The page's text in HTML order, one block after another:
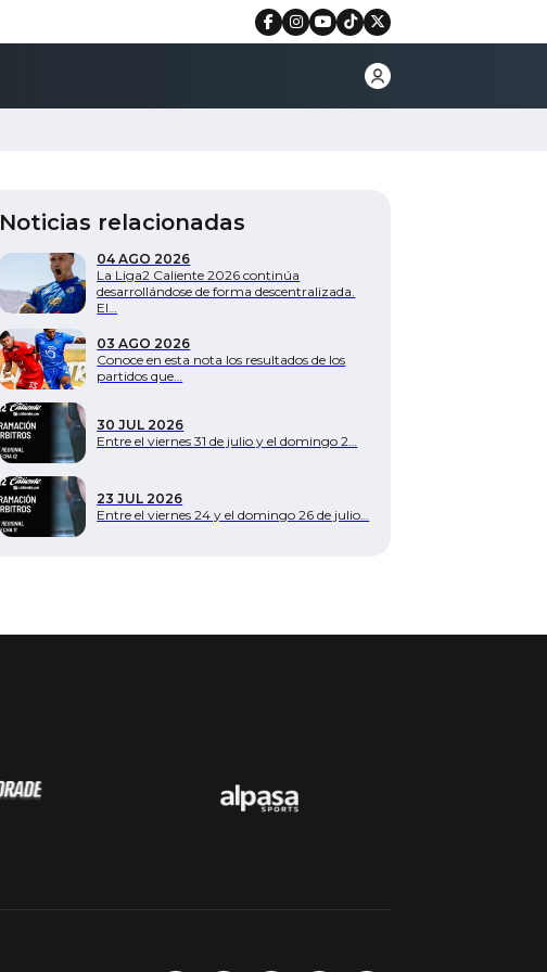
Noticias relacionadas
04 AGO 2026
La Liga2 Caliente 2026 continúa
desarrollándose de forma descentralizada.
El…
03 AGO 2026
Conoce en esta nota los resultados de los
partidos que…
30 JUL 2026
Entre el viernes 31 de julio y el domingo 2…
23 JUL 2026
Entre el viernes 24 y el domingo 26 de julio…